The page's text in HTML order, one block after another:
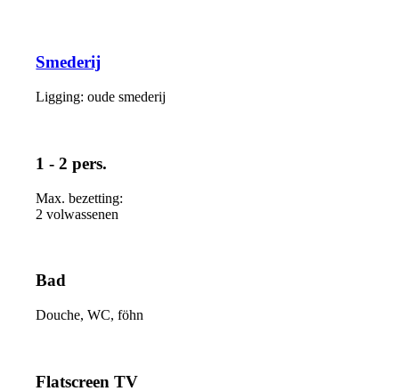
Smederij
Ligging: oude smederij
1 - 2 pers.
Max. bezetting:
2 volwassenen
Bad
Douche, WC, föhn
Flatscreen TV